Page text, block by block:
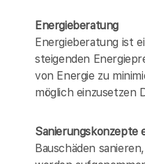
Energieberatung
Energieberatung ist
steigenden
von Energie zu
möglich einzusetzen
Sanierungskonzepte
Bauschäden